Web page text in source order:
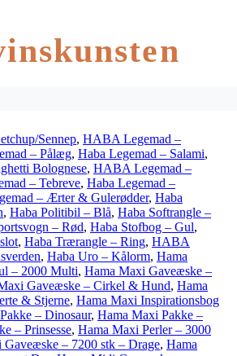
Sennep, HABA Legemad –
– Pålæg, Haba Legemad – Salami,
Bolognese, HABA Legemad –
– Tebreve, Haba Legemad –
– Ærter & Gulerødder, Haba
, Haba Politibil – Blå, Haba Softrangle –
– Rød, Haba Stofbog – Gul,
, Haba Trærangle – Ring, HABA
, Haba Uro – Kålorm, Hama
– 2000 Multi, Hama Maxi Gaveæske –
Gaveæske – Cirkel & Hund, Hama
& Stjerne, Hama Maxi Inspirationsbog
– Dinosaur, Hama Maxi Pakke –
– Prinsesse, Hama Maxi Perler – 3000
– 7200 stk – Drage, Hama